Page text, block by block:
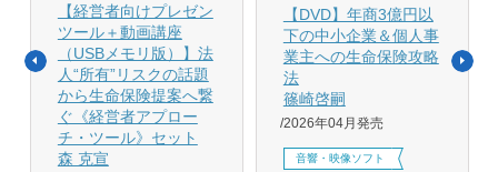
【経営者向けプレゼン
ツール＋動画講座
（USBメモリ版）】法
人“所有”リスクの話題
から生命保険提案へ繋
ぐ《経営者アプロー
チ・ツール》セット
森 克宣
【DVD】年商3億円以
下の中小企業＆個人事
業主への生命保険攻略
法
篠崎啓嗣
2026年04月発売
音響・映像ソフト